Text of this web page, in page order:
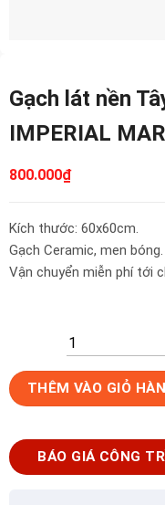
Gạch lát nền
IMPERIAL
800.000₫
Kích thước: 60x60cm.
Gạch Ceramic, men bóng.
Vận chuyển miễn phí tới
Gạch
lát
Tây
Ban
THÊM VÀO GIỎ
BÁO GIÁ CÔNG